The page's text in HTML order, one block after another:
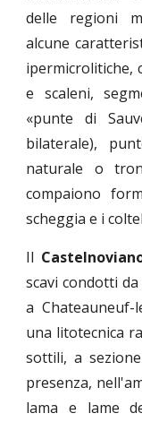
delle regioni
alcune
ipermicrolitiche,
e scaleni,
«punte di
bilaterale),
naturale o
compaiono
scheggia e i
Il
scavi condotti
a
una litotecnica
sottili, a
presenza,
lama e lame